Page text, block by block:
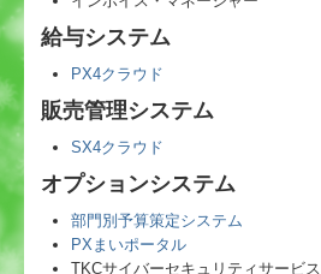
給与システム
PX4クラウド
販売管理システム
SX4クラウド
オプションシステム
部門別予算策定システム
PXまいポータル
TKCサイバーセキュリティサービス